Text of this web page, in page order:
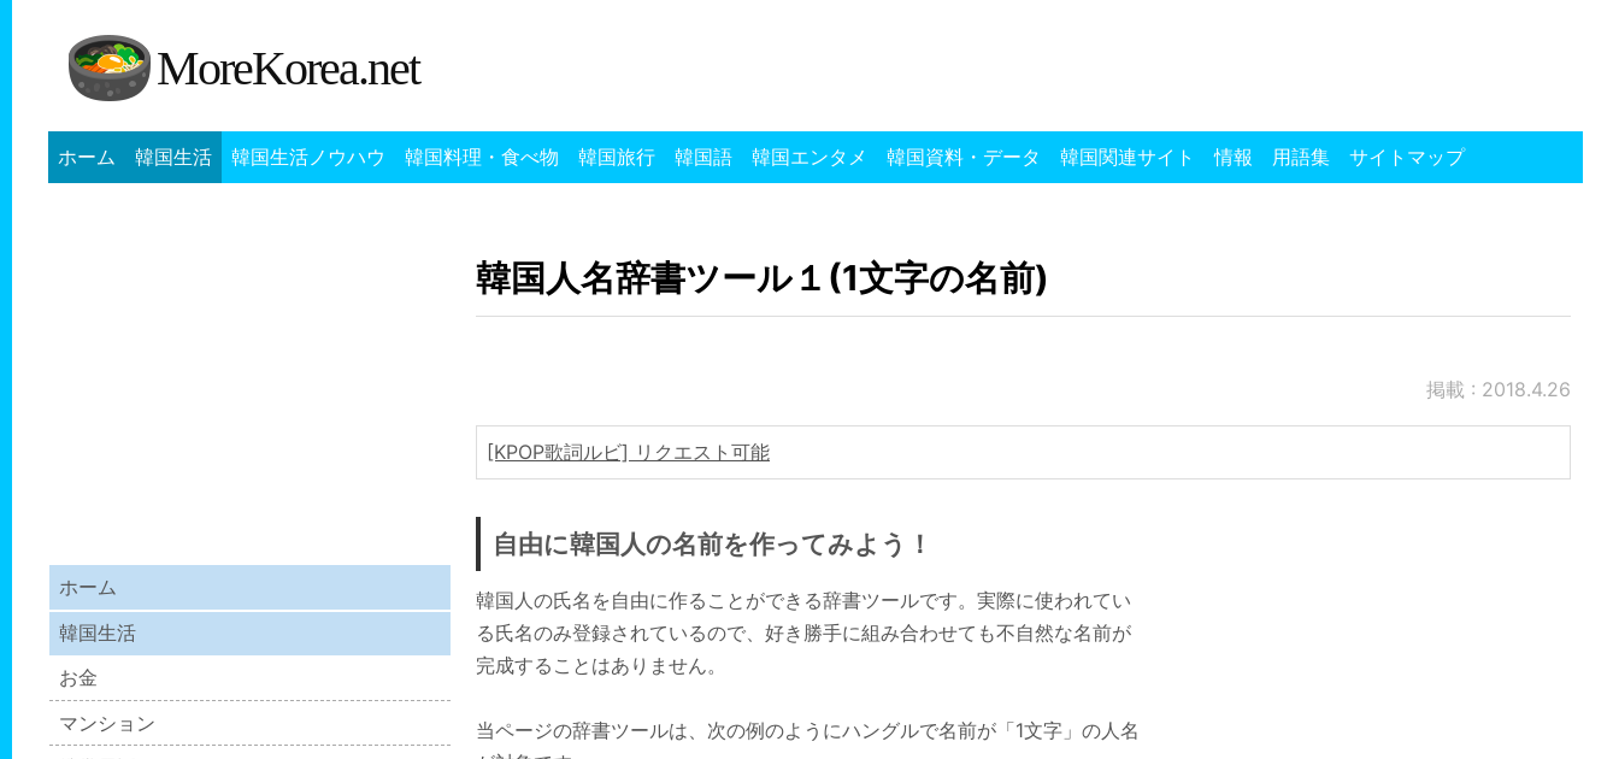
MoreKorea.net
ホーム 韓国生活 韓国生活ノウハウ 韓国料理・食べ物 韓国旅行 韓国語 韓国エンタメ 韓国資料・データ 韓国関連サイト 情報 用語集 サイトマップ
ホーム
韓国生活
お金
マンション
韓国人名辞書ツール１(1文字の名前)
掲載 : 2018.4.26
[KPOP歌詞ルビ] リクエスト可能
自由に韓国人の名前を作ってみよう！
韓国人の氏名を自由に作ることができる辞書ツールです。実際に使われてい
る氏名のみ登録されているので、好き勝手に組み合わせても不自然な名前が
完成することはありません。
当ページの辞書ツールは、次の例のようにハングルで名前が「1文字」の人名